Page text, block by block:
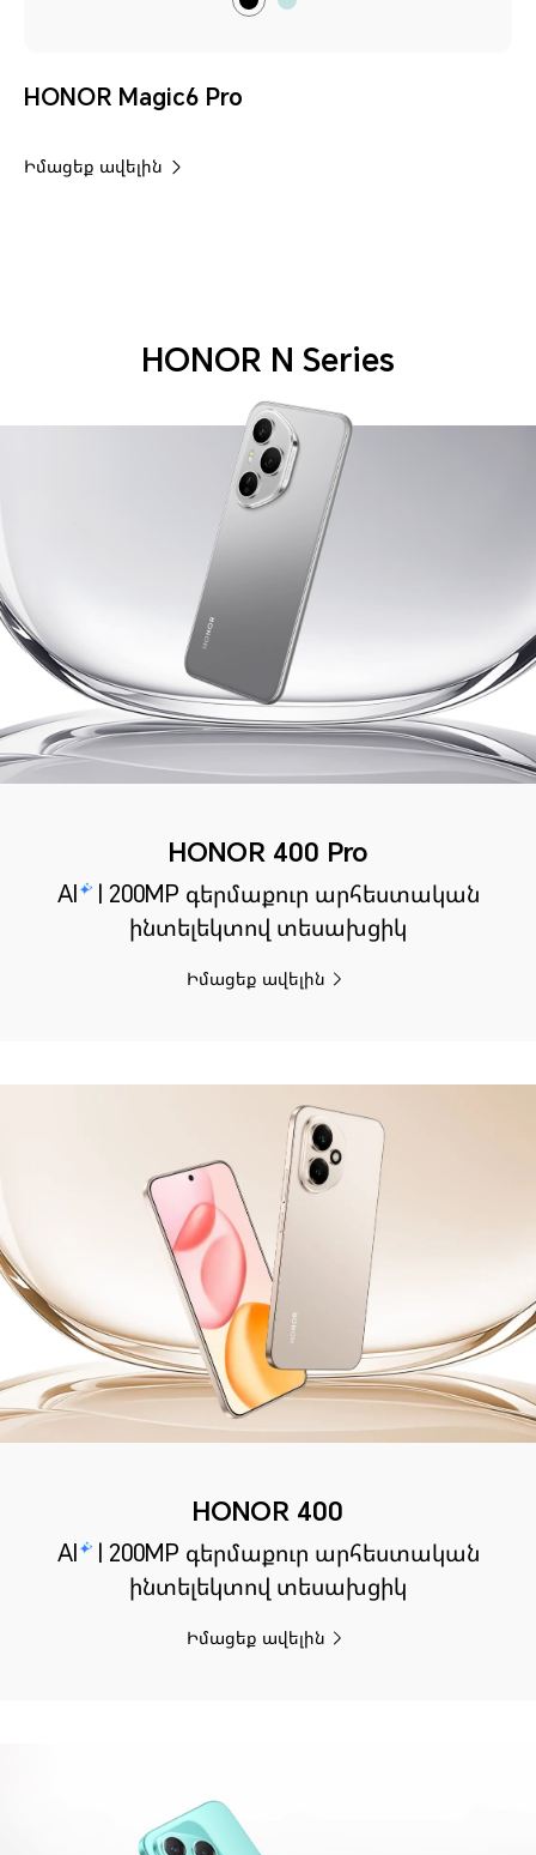
սև
Էպի
HONOR Magic6 Pro
Իմացեք ավելին
HONOR N Series
HONOR 400 Pro
AI
| 200MP գերմաքուր արհեստական
ինտելեկտով տեսախցիկ
Իմացեք ավելին
HONOR 400
AI
| 200MP գերմաքուր արհեստական
ինտելեկտով տեսախցիկ
Իմացեք ավելին